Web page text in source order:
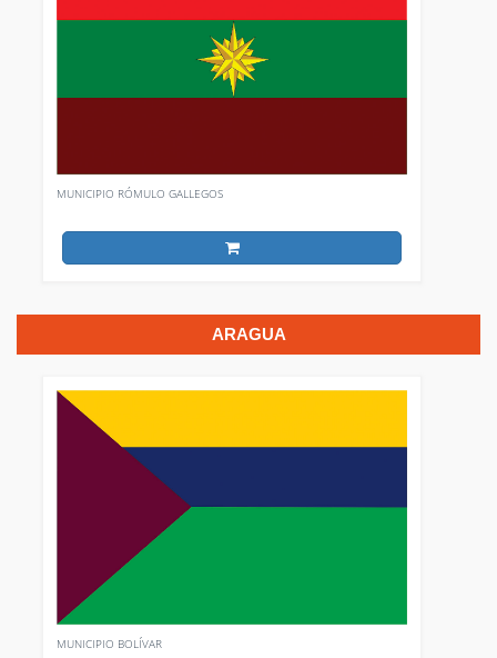
MUNICIPIO RÓMULO GALLEGOS
ARAGUA
MUNICIPIO BOLÍVAR